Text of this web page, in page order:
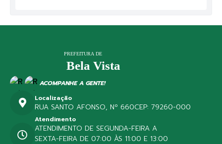
ACOMPANHE A GENTE!
Localização
RUA SANTO AFONSO, Nº 660CEP: 79260-000
Atendimento
ATENDIMENTO DE SEGUNDA-FEIRA A
SEXTA-FEIRA DE 07:00 ÀS 11:00 E 13:00